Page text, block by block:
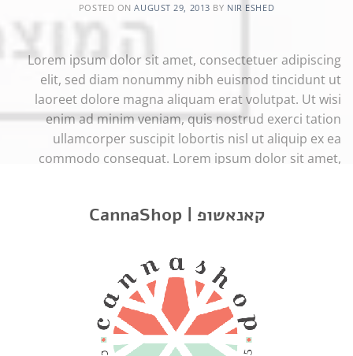
CannaShop | קאנאשופ
POSTED ONAUGUST 29, 2013 BY NIR ESHED
Lorem ipsum dolor sit amet, consectetuer adipiscing
elit, sed diam nonummy nibh euismod tincidunt ut
laoreet dolore magna aliquam erat volutpat. Ut wisi
enim ad minim veniam, quis nostrud exerci tation
ullamcorper suscipit lobortis nisl ut aliquip ex ea
commodo consequat. Lorem ipsum dolor sit amet,
STYLE